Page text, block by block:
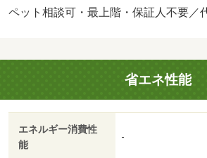
務有り 保証会社：保証人代行サービ
内洗濯置／システムキッチン／追焚機
座／洗面所独立／洗面化粧台／駐輪場
ＡＴＶ／礼金不要／最上階／対面式キ
／ＩＨクッキングヒーター／全居室洋
金１ヶ月／二人入居相談／２沿線利用
要／築２年以内／築３年以内／サンル
ペット相談可・最上階・保証人不要／
省エネ性能
エネルギー消費性
能
-